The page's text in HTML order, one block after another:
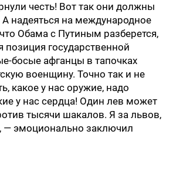
честь! Вот так они должны
А надеяться на международное
Обама с Путиным разберется,
позиция государственной
босые афганцы в тапочках
военщину. Точно так и не
какое у нас оружие, надо
у нас сердца! Один лев может
тысячи шакалов. Я за львов,
— эмоционально заключил